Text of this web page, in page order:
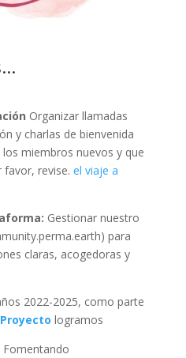
Organizar llamadas
y charlas de bienvenida
miembros nuevos y que
favor, revise. el viaje a
Gestionar nuestro
para
claras, acogedoras y
2022-2025, como parte
logramos
Fomentando